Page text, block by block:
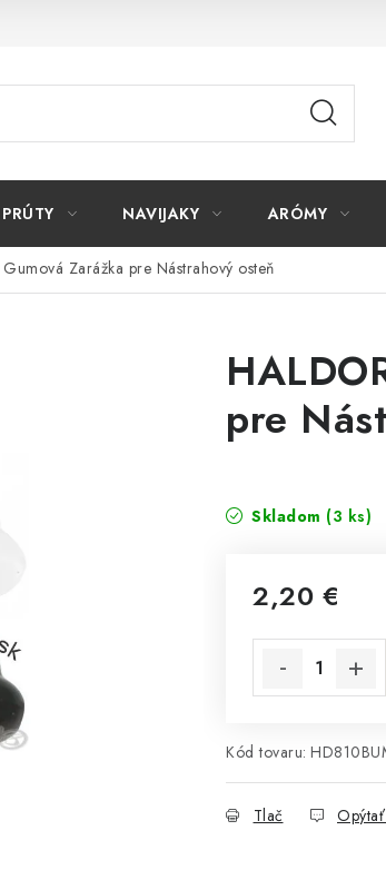
PRÚTY NAVIJAKY ARÓMY
Zarážka pre Nástrahový osteň
pre
Skladom (3 ks)
2,20 €
Kód tovaru:
Tlač